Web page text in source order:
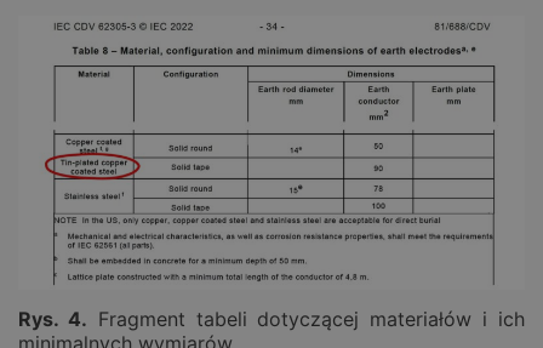
Rys. 4. Fragment tabeli dotyczącej materiałów i ich
minimalnych wymiarów